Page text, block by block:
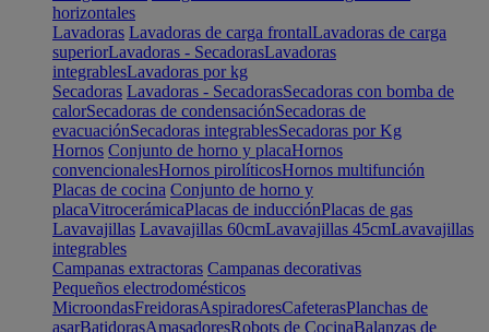
horizontales
Lavadoras Lavadoras de carga frontalLavadoras de carga
superiorLavadoras - SecadorasLavadoras
integrablesLavadoras por kg
Secadoras Lavadoras - SecadorasSecadoras con bomba de
calorSecadoras de condensaciónSecadoras de
evacuaciónSecadoras integrablesSecadoras por Kg
Hornos Conjunto de horno y placaHornos
convencionalesHornos pirolíticosHornos multifunción
Placas de cocina Conjunto de horno y
placaVitrocerámicaPlacas de inducciónPlacas de gas
Lavavajillas Lavavajillas 60cmLavavajillas 45cmLavavajillas
integrables
Campanas extractoras Campanas decorativas
Pequeños electrodomésticos
MicroondasFreidorasAspiradoresCafeterasPlanchas de
asarBatidorasAmasadoresRobots de CocinaBalanzas de